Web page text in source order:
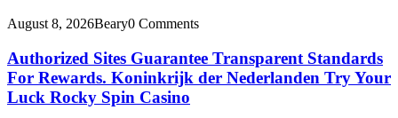
August 8, 2026Beary0 Comments
Authorized Sites Guarantee Transparent Standards
For Rewards. Koninkrijk der Nederlanden Try Your
Luck Rocky Spin Casino